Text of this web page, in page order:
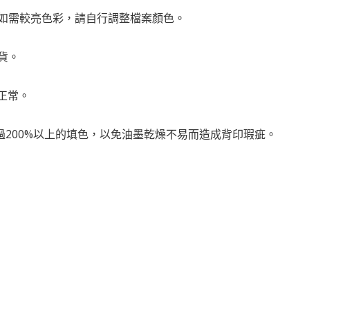
較亮色彩，請自行調整檔案顏色。
。
常。
以上的填色，以免油墨乾燥不易而造成背印瑕疵。